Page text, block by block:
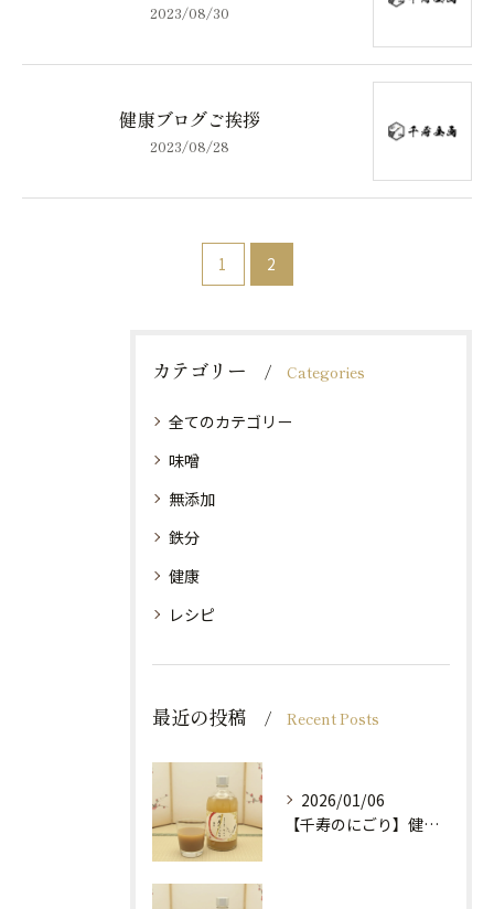
2023/08/30
健康ブログご挨拶
2023/08/28
1 2
カテゴリー Categories
全てのカテゴリー
味噌
無添加
鉄分
健康
レシピ
最近の投稿 Recent Posts
2026/01/06
【千寿のにごり】健康効果